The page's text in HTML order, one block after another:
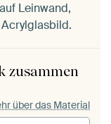
Leinwand,
zusammen
über das Material